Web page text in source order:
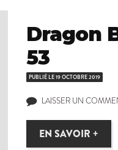
Dragon
53
PUBLIÉ LE19 OCTOBRE 2019
LAISSER UN
EN SAVOIR +